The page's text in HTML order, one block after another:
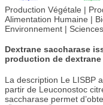
Production Végétale |
Alimentation Humaine |
Environnement |
Dextrane saccharase
production de
La description Le LISBP
partir de Leuconostoc
saccharase permet